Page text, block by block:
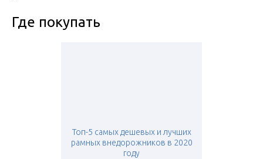
Где покупать
Топ-5 самых дешевых и лучших
рамных внедорожников в 2020
году